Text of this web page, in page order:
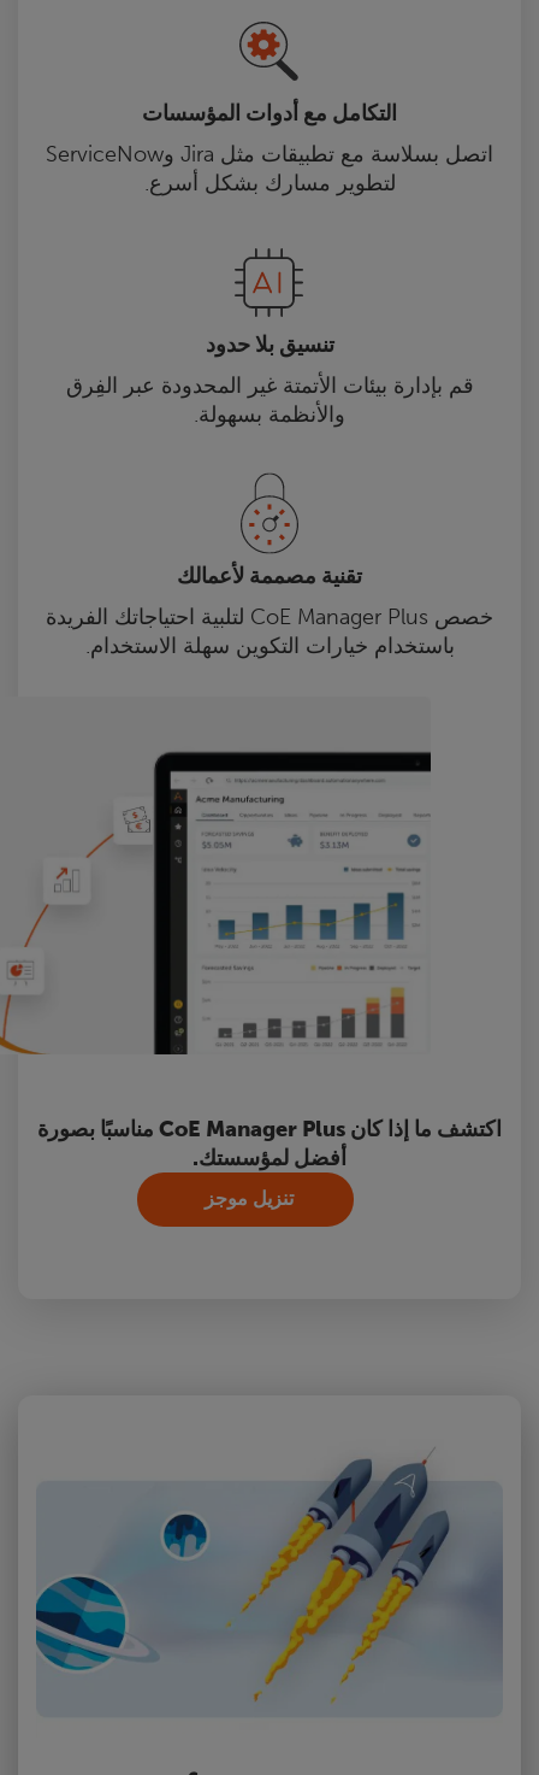
التكامل مع أدوات المؤسسات
اتصل بسلاسة مع تطبيقات مثل Jira وServiceNow
لتطوير مسارك بشكل أسرع.
تنسيق بلا حدود
قم بإدارة بيئات الأتمتة غير المحدودة عبر الفِرق
والأنظمة بسهولة.
تقنية مصممة لأعمالك
خصص CoE Manager Plus لتلبية احتياجاتك الفريدة
باستخدام خيارات التكوين سهلة الاستخدام.
اكتشف ما إذا كان CoE Manager Plus مناسبًا بصورة
أفضل لمؤسستك.
تنزيل موجز